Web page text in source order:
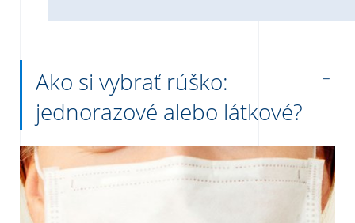
Ako si vybrať rúško:
jednorazové alebo látkové?